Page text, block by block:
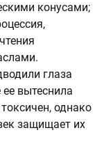
конусами;
глаза
вытеснила
однако
защищает их